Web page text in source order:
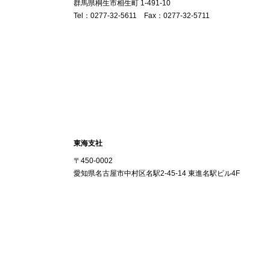
群馬県桐生市相生町 1-491-10
Tel：0277-32-5611 Fax：0277-32-5711
東海支社
〒450-0002
愛知県名古屋市中村区名駅2-45-14 東進名駅ビル4F